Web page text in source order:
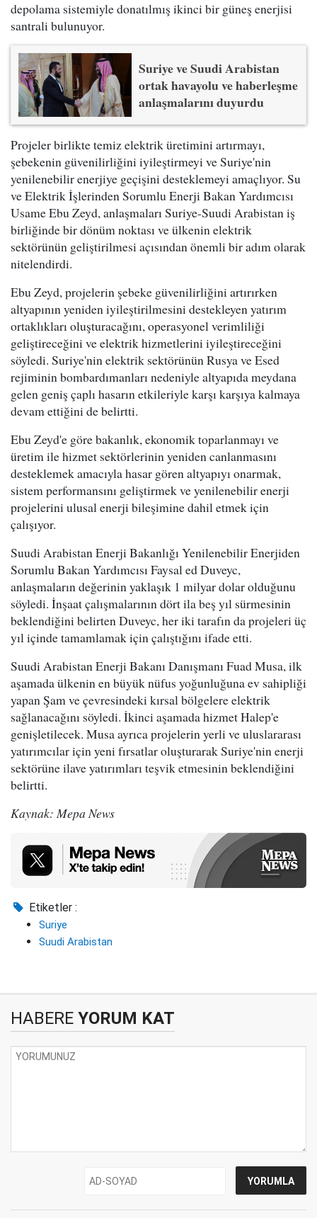
depolama sistemiyle donatılmış ikinci bir güneş enerjisi
santrali bulunuyor.
Suriye ve Suudi Arabistan
ortak havayolu ve haberleşme
anlaşmalarını duyurdu
Projeler birlikte temiz elektrik üretimini artırmayı,
şebekenin güvenilirliğini iyileştirmeyi ve Suriye'nin
yenilenebilir enerjiye geçişini desteklemeyi amaçlıyor. Su
ve Elektrik İşlerinden Sorumlu Enerji Bakan Yardımcısı
Usame Ebu Zeyd, anlaşmaları Suriye-Suudi Arabistan iş
birliğinde bir dönüm noktası ve ülkenin elektrik
sektörünün geliştirilmesi açısından önemli bir adım olarak
nitelendirdi.
Ebu Zeyd, projelerin şebeke güvenilirliğini artırırken
altyapının yeniden iyileştirilmesini destekleyen yatırım
ortaklıkları oluşturacağını, operasyonel verimliliği
geliştireceğini ve elektrik hizmetlerini iyileştireceğini
söyledi. Suriye'nin elektrik sektörünün Rusya ve Esed
rejiminin bombardımanları nedeniyle altyapıda meydana
gelen geniş çaplı hasarın etkileriyle karşı karşıya kalmaya
devam ettiğini de belirtti.
Ebu Zeyd'e göre bakanlık, ekonomik toparlanmayı ve
üretim ile hizmet sektörlerinin yeniden canlanmasını
desteklemek amacıyla hasar gören altyapıyı onarmak,
sistem performansını geliştirmek ve yenilenebilir enerji
projelerini ulusal enerji bileşimine dahil etmek için
çalışıyor.
Suudi Arabistan Enerji Bakanlığı Yenilenebilir Enerjiden
Sorumlu Bakan Yardımcısı Faysal ed Duveyc,
anlaşmaların değerinin yaklaşık 1 milyar dolar olduğunu
söyledi. İnşaat çalışmalarının dört ila beş yıl sürmesinin
beklendiğini belirten Duveyc, her iki tarafın da projeleri üç
yıl içinde tamamlamak için çalıştığını ifade etti.
Suudi Arabistan Enerji Bakanı Danışmanı Fuad Musa, ilk
aşamada ülkenin en büyük nüfus yoğunluğuna ev sahipliği
yapan Şam ve çevresindeki kırsal bölgelere elektrik
sağlanacağını söyledi. İkinci aşamada hizmet Halep'e
genişletilecek. Musa ayrıca projelerin yerli ve uluslararası
yatırımcılar için yeni fırsatlar oluşturarak Suriye'nin enerji
sektörüne ilave yatırımları teşvik etmesinin beklendiğini
belirtti.
Kaynak: Mepa News
Etiketler :
Suriye
Suudi Arabistan
HABERE YORUM KAT